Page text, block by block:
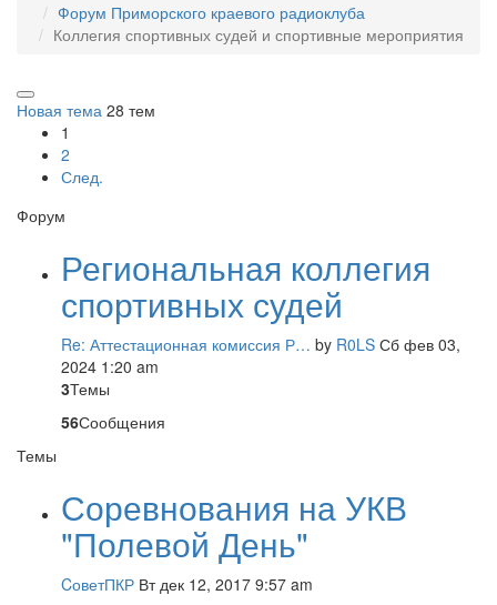
Форум Приморского краевого радиоклуба
Коллегия спортивных судей и спортивные мероприятия
Новая тема 28 тем
1
2
След.
Форум
Региональная коллегия
спортивных судей
Re: Аттестационная комиссия Р… by R0LS Сб фев 03,
2024 1:20 am
3Темы
56Сообщения
Темы
Соревнования на УКВ
"Полевой День"
CоветПКР Вт дек 12, 2017 9:57 am